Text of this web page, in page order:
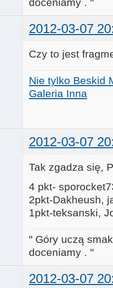
doceniamy . "
2012-03-07
Czy to jest
Nie tylko Beskid
Galeria Inna
2012-03-07
Tak zgadza się,
4 pkt-
2pkt-Dakheush,
1pkt-teksanski,
" Góry uczą
doceniamy . "
2012-03-07